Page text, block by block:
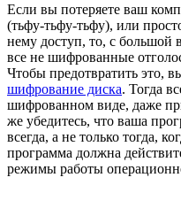
Если вы потеряете ваш
(тьфу-тьфу-тьфу), или
нему доступ, то, с большой
все не шифрованные
Чтобы предотвратить это,
шифрование диска. Тогда
шифрованном виде, даже
же убедитесь, что ваша
всегда, а не только тогда,
программа должна
режимы работы